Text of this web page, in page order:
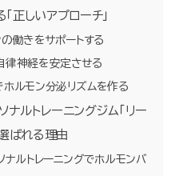
正しいアプローチ」
働きをサポートする
神経を安定させる
ルモン分泌リズムを作る
ルトレーニングジム「リー
ばれる理由
ルトレーニングでホルモンバ